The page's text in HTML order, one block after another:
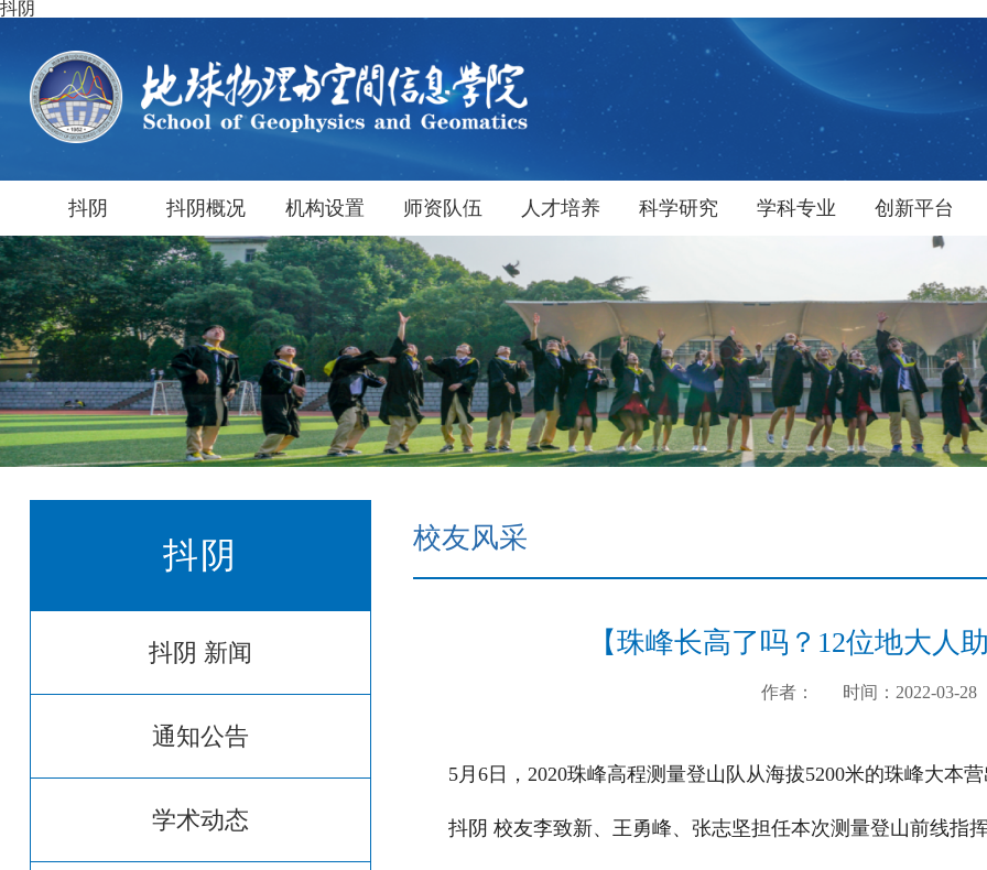
抖阴
抖阴 抖阴概况 机构设置 师资队伍 人才培养 科学研究 学科专业 创新平台
抖阴
抖阴 新闻
通知公告
学术动态
校友风采
【珠峰长高了吗？12位地大人
作者： 时间：2022-03-28
5月6日，2020珠峰高程测量登山队从海拔5200米的珠峰大本
抖阴 校友李致新、王勇峰、张志坚担任本次测量登山前线指